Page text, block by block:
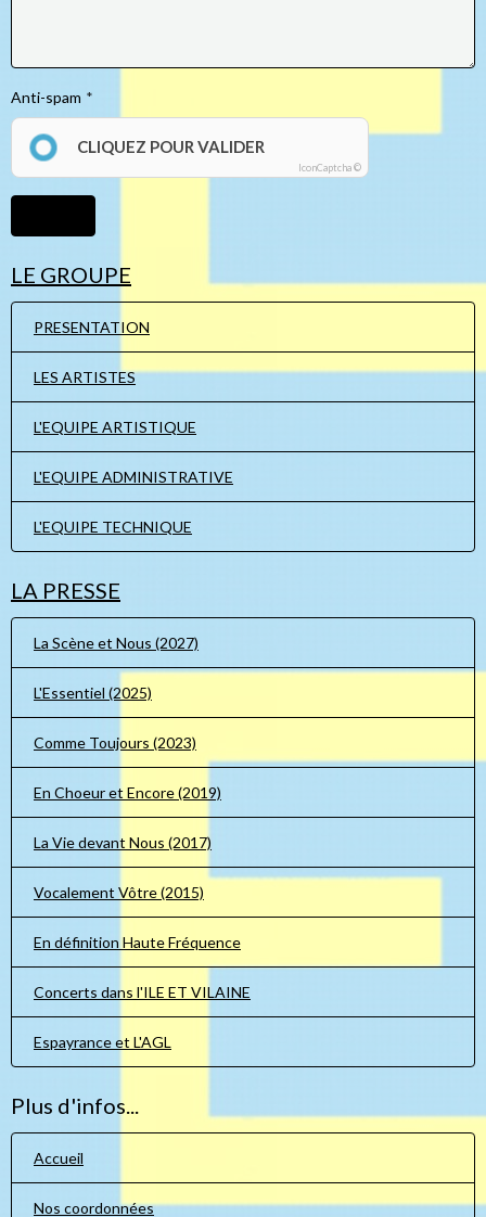
Anti-spam
CLIQUEZ POUR VALIDER
IconCaptcha ©
LE GROUPE
PRESENTATION
LES ARTISTES
L'EQUIPE ARTISTIQUE
L'EQUIPE ADMINISTRATIVE
L'EQUIPE TECHNIQUE
LA PRESSE
La Scène et Nous (2027)
L'Essentiel (2025)
Comme Toujours (2023)
En Choeur et Encore (2019)
La Vie devant Nous (2017)
Vocalement Vôtre (2015)
En définition Haute Fréquence
Concerts dans l'ILE ET VILAINE
Espayrance et L'AGL
Plus d'infos...
Accueil
Nos coordonnées